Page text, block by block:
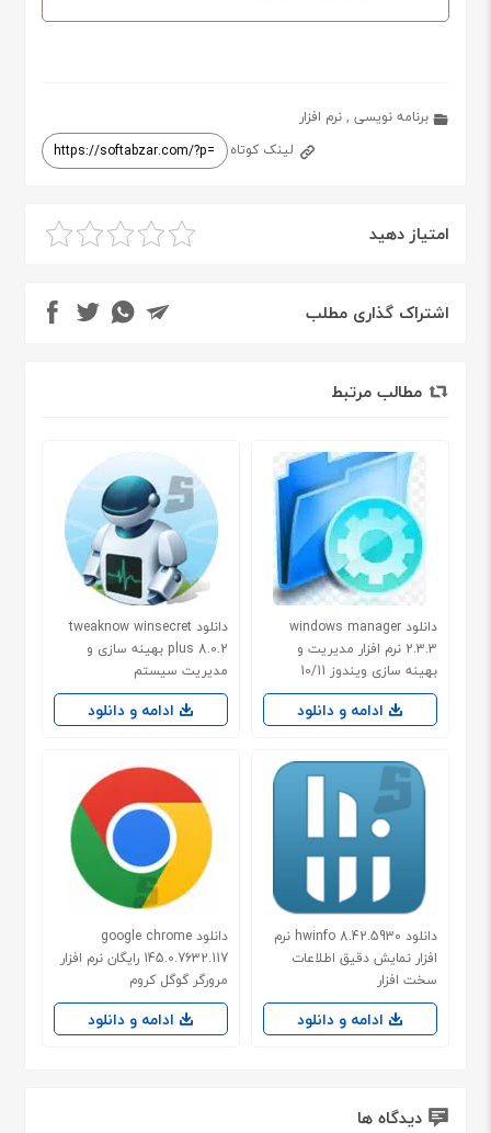
برنامه نویسی ,نرم افزار
لینک کوتاه
امتیاز دهید
اشتراک گذاری مطلب
مطالب مرتبط
دانلود windows manager
2.3.3 نرم افزار مدیریت و
بهینه سازی ویندوز 10/11
ادامه و دانلود
دانلود tweaknow winsecret
plus 8.0.2 بهینه سازی و
مدیریت سیستم
ادامه و دانلود
دانلود hwinfo 8.42.5930 نرم
افزار نمایش دقیق اطلاعات
سخت افزار
ادامه و دانلود
دانلود google chrome
145.0.7632.117 رایگان نرم افزار
مرورگر گوگل کروم
ادامه و دانلود
دیدگاه ها